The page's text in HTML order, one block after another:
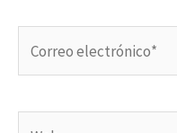
electrónico*